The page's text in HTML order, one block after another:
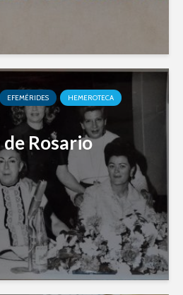
EFEMÉRIDES
HEMEROTECA
Rosario